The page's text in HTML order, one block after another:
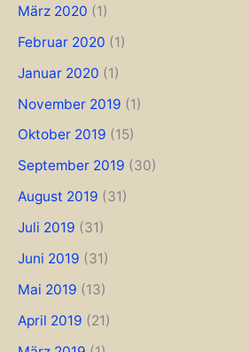
März 2020 (1)
Februar 2020 (1)
Januar 2020 (1)
November 2019 (1)
Oktober 2019 (15)
September 2019 (30)
August 2019 (31)
Juli 2019 (31)
Juni 2019 (31)
Mai 2019 (13)
April 2019 (21)